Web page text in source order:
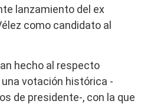
lanzamiento del ex
como candidato al
hecho al respecto
votación histórica -
de presidente-, con la que